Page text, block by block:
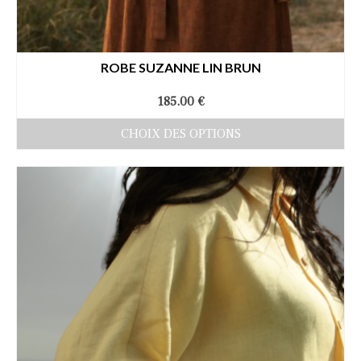
ROBE SUZANNE LIN BRUN
185.00 €
CHOIX DES OPTIONS
produit
a
plusieurs
variations.
Les
options
peuvent
être